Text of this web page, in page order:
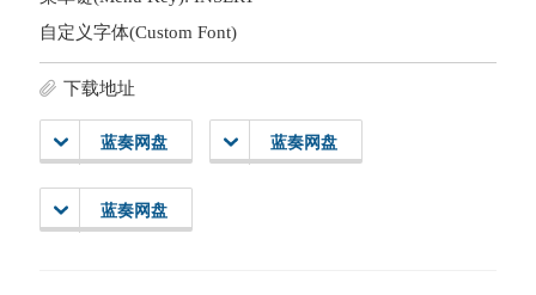
自定义字体(Custom Font)
下载地址
蓝奏网盘 蓝奏网盘
蓝奏网盘